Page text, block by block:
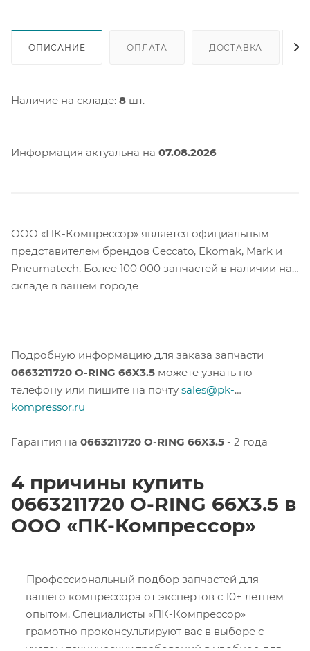
ОПИСАНИЕ ОПЛАТА ДОСТАВКА
Наличие на складе: 8 шт.
Информация актуальна на 07.08.2026
ООО «ПК-Компрессор» является официальным
представителем брендов Ceccato, Ekomak, Mark и
Pneumatech. Более 100 000 запчастей в наличии на
складе в вашем городе
Подробную информацию для заказа запчасти
0663211720 O-RING 66X3.5 можете узнать по
телефону или пишите на почту sales@pk-
kompressor.ru
Гарантия на 0663211720 O-RING 66X3.5 - 2 года
4 причины купить
0663211720 O-RING 66X3.5 в
ООО «ПК-Компрессор»
Профессиональный подбор запчастей для
вашего компрессора от экспертов с 10+ летнем
опытом. Специалисты «ПК-Компрессор»
грамотно проконсультируют вас в выборе с